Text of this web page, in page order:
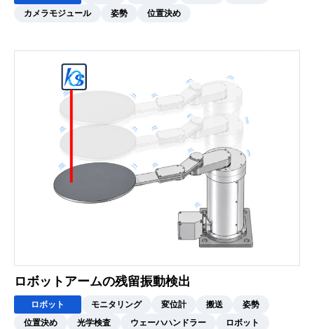
カメラモジュール
姿勢 位置決め
ロボットアームの残留振動検出
ロボット モニタリング 変位計 搬送
姿勢
位置決め
光学検査 ウェーハハンドラー ロボット